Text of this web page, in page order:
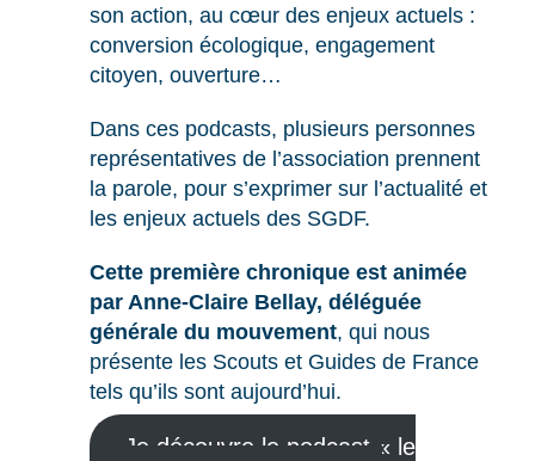
son action, au cœur des enjeux actuels :
conversion écologique, engagement
citoyen, ouverture…
Dans ces podcasts, plusieurs personnes
représentatives de l’association prennent
la parole, pour s’exprimer sur l’actualité et
les enjeux actuels des SGDF.
Cette première chronique est animée
par Anne-Claire Bellay, déléguée
générale du mouvement, qui nous
présente les Scouts et Guides de France
tels qu’ils sont aujourd’hui.
Je découvre le podcast « le